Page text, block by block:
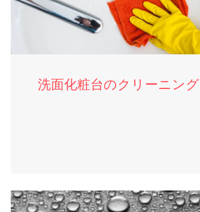
洗面化粧台のクリーニング